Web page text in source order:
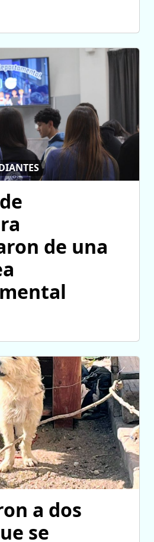
de una
a dos
se